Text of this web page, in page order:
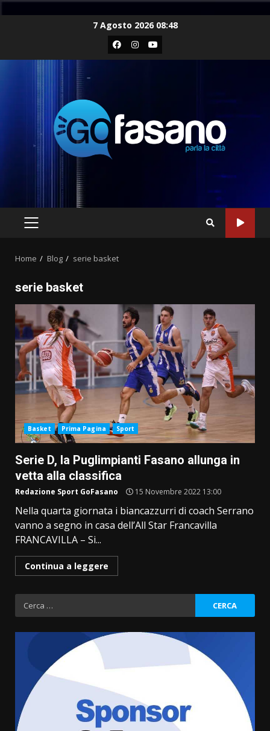
7 Agosto 2026 08:48
Facebook
Instagram
Youtube
PRIMARY
Home Blog serie basket
serie basket
Basket Prima Pagina Sport
Serie D, la Puglimpianti Fasano allunga in
vetta alla classifica
Redazione Sport GoFasano 15 Novembre 2022 13:00
Nella quarta giornata i biancazzurri di coach Serrano
vanno a segno in casa dell’All Star Francavilla
FRANCAVILLA – Si...
Continua a leggere
Ricerca
per: